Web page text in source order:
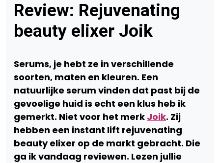
Review: Rejuvenating
beauty elixer Joik
Serums, je hebt ze in verschillende
soorten, maten en kleuren. Een
natuurlijke serum vinden dat past bij de
gevoelige huid is echt een klus heb ik
gemerkt. Niet voor het merk Joik. Zij
hebben een instant lift rejuvenating
beauty elixer op de markt gebracht. Die
ga ik vandaag reviewen. Lezen jullie